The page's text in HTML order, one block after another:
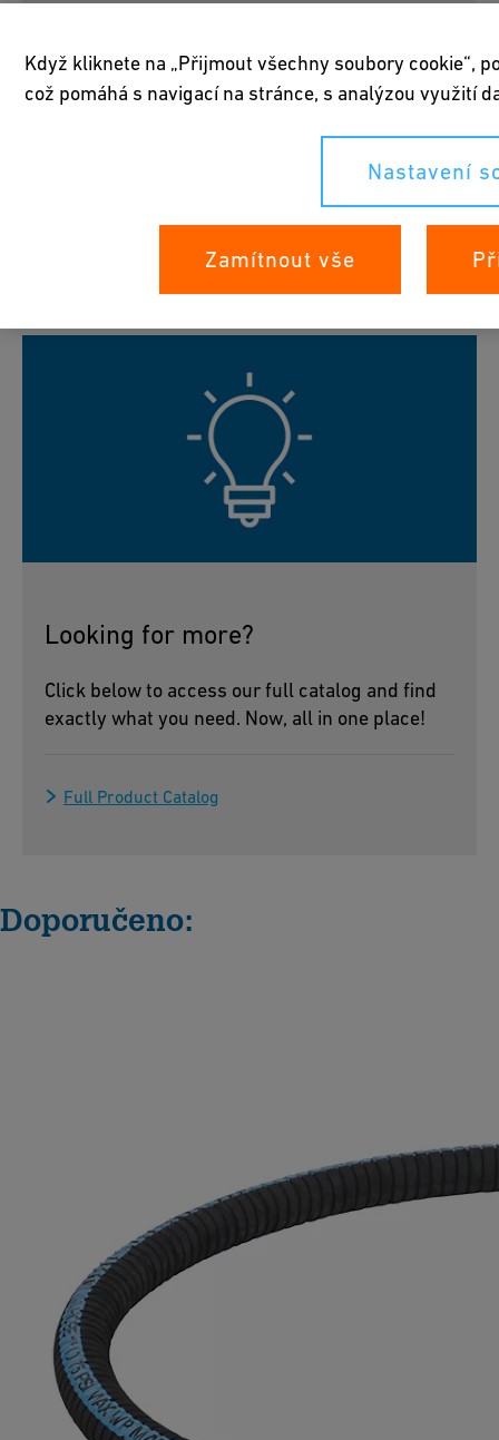
Ball Valves
Butterfly Valves
Ventilating & Bleed Valves
Water Distribution Control Valves
Looking for more?
Click below to access our full catalog and find
exactly what you need. Now, all in one place!
Full Product Catalog
Doporučeno:
Když kliknete na „Přijmout všechny soubory cookie“,
což pomáhá s navigací na stránce, s analýzou využití
Nastavení
Zamítnout vše